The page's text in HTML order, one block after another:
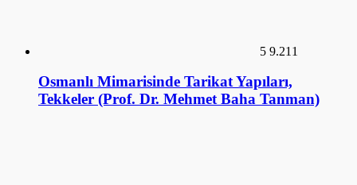
5 9.211
Osmanlı Mimarisinde Tarikat Yapıları,
Tekkeler (Prof. Dr. Mehmet Baha Tanman)